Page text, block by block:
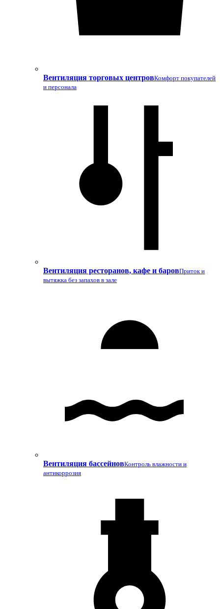
Вентиляция торговых центровКомфорт покупателей
и персонала
Вентиляция ресторанов, кафе и баровПриток и
вытяжка без запахов в зале
Вентиляция бассейновКонтроль влажности и
антикоррозия